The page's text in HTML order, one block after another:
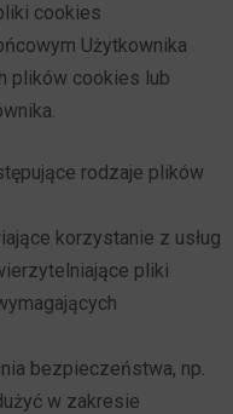
cookies
Użytkownika
plików cookies lub
rodzaje plików
korzystanie z usług
pliki
bezpieczeństwa, np.
w zakresie